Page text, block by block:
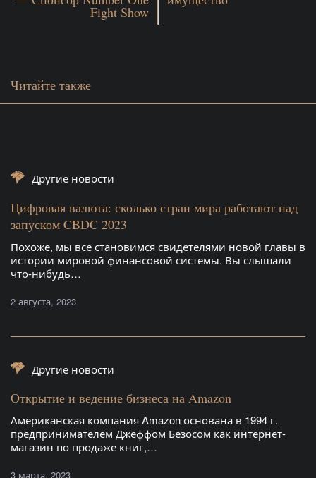
Fight Show
Читайте также
Другие новости
Цифровая валюта: сколько стран мира работают над
запуском CBDC 2023
Похоже, мы все становимся свидетелями новой главы в
истории мировой финансовой системы. Вы слышали
что-нибудь…
2 августа, 2023
Другие новости
Открытие и ведение бизнеса на Amazon
Американская компания Amazon основана в 1994 г.
предпринимателем Джеффом Безосом как интернет-
магазин по продаже книг,…
3 марта, 2023